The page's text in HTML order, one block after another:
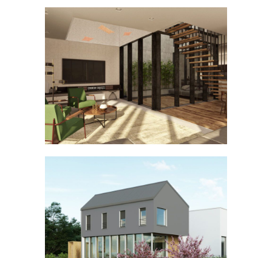
Maison avec patio à Moncel-sur-
Seille
MAISON INDIVIDUELLE
Face à la Marne
MAISON INDIVIDUELLE